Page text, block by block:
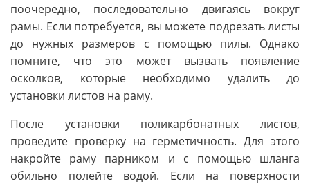
поочередно, последовательно двигаясь вокруг
рамы. Если потребуется, вы можете подрезать листы
до нужных размеров с помощью пилы. Однако
помните, что это может вызвать появление
осколков, которые необходимо удалить до
установки листов на раму.
После установки поликарбонатных листов,
проведите проверку на герметичность. Для этого
накройте раму парником и с помощью шланга
обильно полейте водой. Если на поверхности